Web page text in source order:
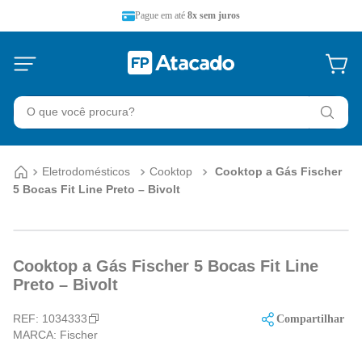
Pague em até 8x sem juros
O que você procura?
Eletrodomésticos Cooktop
Cooktop a Gás Fischer
5 Bocas Fit Line Preto – Bivolt
Cooktop a Gás Fischer 5 Bocas Fit Line
Preto – Bivolt
REF: 1034333
MARCA: Fischer
Compartilhar